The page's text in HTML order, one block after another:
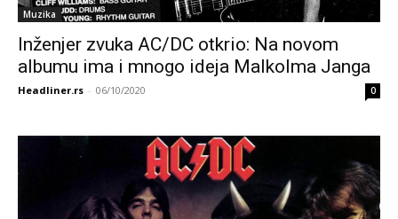
Muzika
Inženjer zvuka AC/DC otkrio: Na novom
albumu ima i mnogo ideja Malkolma Janga
Headliner.rs - 06/10/2020 0